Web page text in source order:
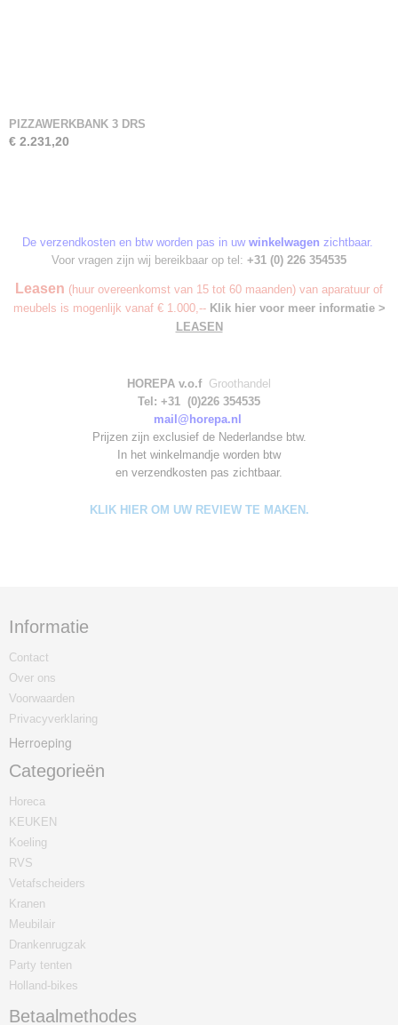
PIZZAWERKBANK 3 DRS
€ 2.231,20
De verzendkosten en btw worden pas in uw winkelwagen zichtbaar.
Voor vragen zijn wij bereikbaar op tel: +31 (0) 226 354535
Leasen (huur overeenkomst van 15 tot 60 maanden) van aparatuur of
meubels is mogenlijk vanaf € 1.000,-- Klik hier voor meer informatie >
LEASEN
HOREPA v.o.f Groothandel
Tel: +31 (0)226 354535
mail@horepa.nl
Prijzen zijn exclusief de Nederlandse btw.
In het winkelmandje worden btw
en verzendkosten pas zichtbaar.
KLIK HIER OM UW REVIEW TE MAKEN.
Informatie
Contact
Over ons
Voorwaarden
Privacyverklaring
Herroeping
Categorieën
Horeca
KEUKEN
Koeling
RVS
Vetafscheiders
Kranen
Meubilair
Drankenrugzak
Party tenten
Holland-bikes
Betaalmethodes